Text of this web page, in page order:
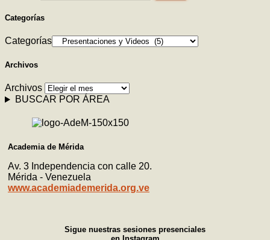
Categorías
Categorías
Archivos
Archivos
BUSCAR POR ÁREA
Academia de Mérida
Av. 3 Independencia con calle 20.
Mérida - Venezuela
www.academiademerida.org.ve
Sigue nuestras sesiones presenciales